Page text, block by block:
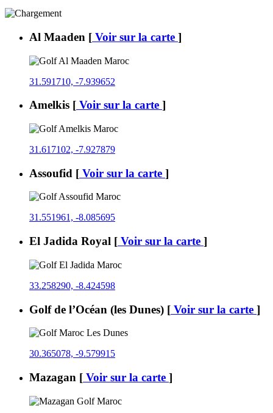
Al Maaden [ Voir sur la carte ]
31.591710, -7.939652
Amelkis [ Voir sur la carte ]
31.617102, -7.927879
Assoufid [ Voir sur la carte ]
31.551961, -8.085695
El Jadida Royal [ Voir sur la carte ]
33.258290, -8.424598
Golf de l’Océan (les Dunes) [ Voir sur la carte ]
30.365078, -9.579915
Mazagan [ Voir sur la carte ]